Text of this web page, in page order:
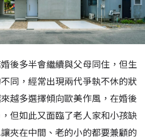
後多半會繼續與父母同住，但生
同，經常出現兩代爭執不休的狀
越多選擇傾向歐美作風，在婚後
但如此又面臨了老人家和小孩缺
夾在中間、老的小的都要兼顧的